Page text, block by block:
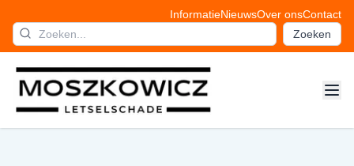
InformatieNieuwsOver onsContact
Zoeken